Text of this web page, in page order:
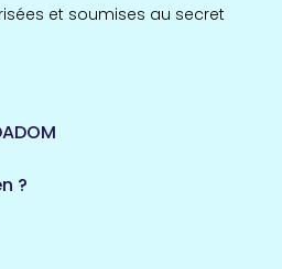
et soumises au secret
?